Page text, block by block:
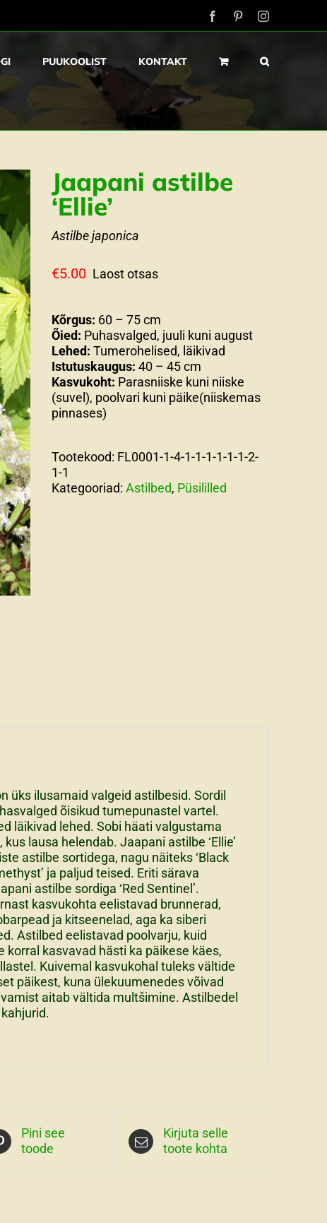
FacebookPinterestInstagram
PUUKOOLIST KONTAKT
Jaapani astilbe
‘Ellie’
Astilbe japonica
€5.00 Laost otsas
Kõrgus: 60 – 75 cm
Õied: Puhasvalged, juuli kuni august
Lehed: Tumerohelised, läikivad
Istutuskaugus: 40 – 45 cm
Kasvukoht: Parasniiske kuni niiske
(suvel), poolvari kuni päike(niiskemas
pinnases)
Tootekood: FL0001-1-4-1-1-1-1-1-1-2-
1-1
Kategooriad:Astilbed, Püsililled
üks ilusamaid valgeid astilbesid. Sordil
õisikud tumepunastel vartel.
läikivad lehed. Sobi häati valgustama
lausa helendab. Jaapani astilbe ‘Ellie’
astilbe sortidega, nagu näiteks ‘Black
ja paljud teised. Eriti särava
astilbe sordiga ‘Red Sentinel’.
kasvukohta eelistavad brunnerad,
ja kitseenelad, aga ka siberi
Astilbed eelistavad poolvarju, kuid
korral kasvavad hästi ka päikese käes,
Kuivemal kasvukohal tuleks vältide
päikest, kuna ülekuumenedes võivad
aitab vältida multšimine. Astilbedel
Pini see
toode
Kirjuta selle
toote kohta